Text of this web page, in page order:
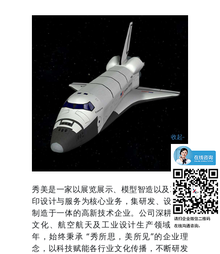
秀美是一家以展览展示、模型智造以及3D打
印设计与服务为核心业务，集研发、设计、
制造于一体的高新技术企业。公司深耕海洋
文化、航空航天及工业设计生产领域十余
年，始终秉承 “秀所思，美所见”的企业理
念，以科技赋能各行业文化传播，不断研发
收起-